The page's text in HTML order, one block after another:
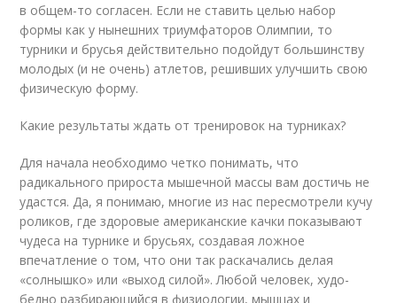
в общем-то согласен. Если не ставить целью набор
формы как у нынешних триумфаторов Олимпии, то
турники и брусья действительно подойдут большинству
молодых (и не очень) атлетов, решивших улучшить свою
физическую форму.
Какие результаты ждать от тренировок на турниках?
Для начала необходимо четко понимать, что
радикального прироста мышечной массы вам достичь не
удастся. Да, я понимаю, многие из нас пересмотрели кучу
роликов, где здоровые американские качки показывают
чудеса на турнике и брусьях, создавая ложное
впечатление о том, что они так раскачались делая
«солнышко» или «выход силой». Любой человек, худо-
бедно разбирающийся в физиологии, мышцах и